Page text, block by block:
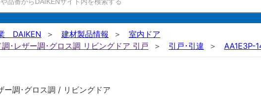
DAIKEN 建材製品情報
室内ドア
･レザー調･グロス調 リビングドア 引戸
引戸･引違 AA1E3P-
ー調･グロス調 / リビングドア